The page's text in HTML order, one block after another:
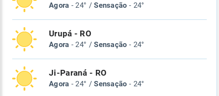
Agora - 24° /Sensação - 24°
Urupá - RO
Agora - 24° /Sensação - 24°
Ji-Paraná - RO
Agora - 24° /Sensação - 24°